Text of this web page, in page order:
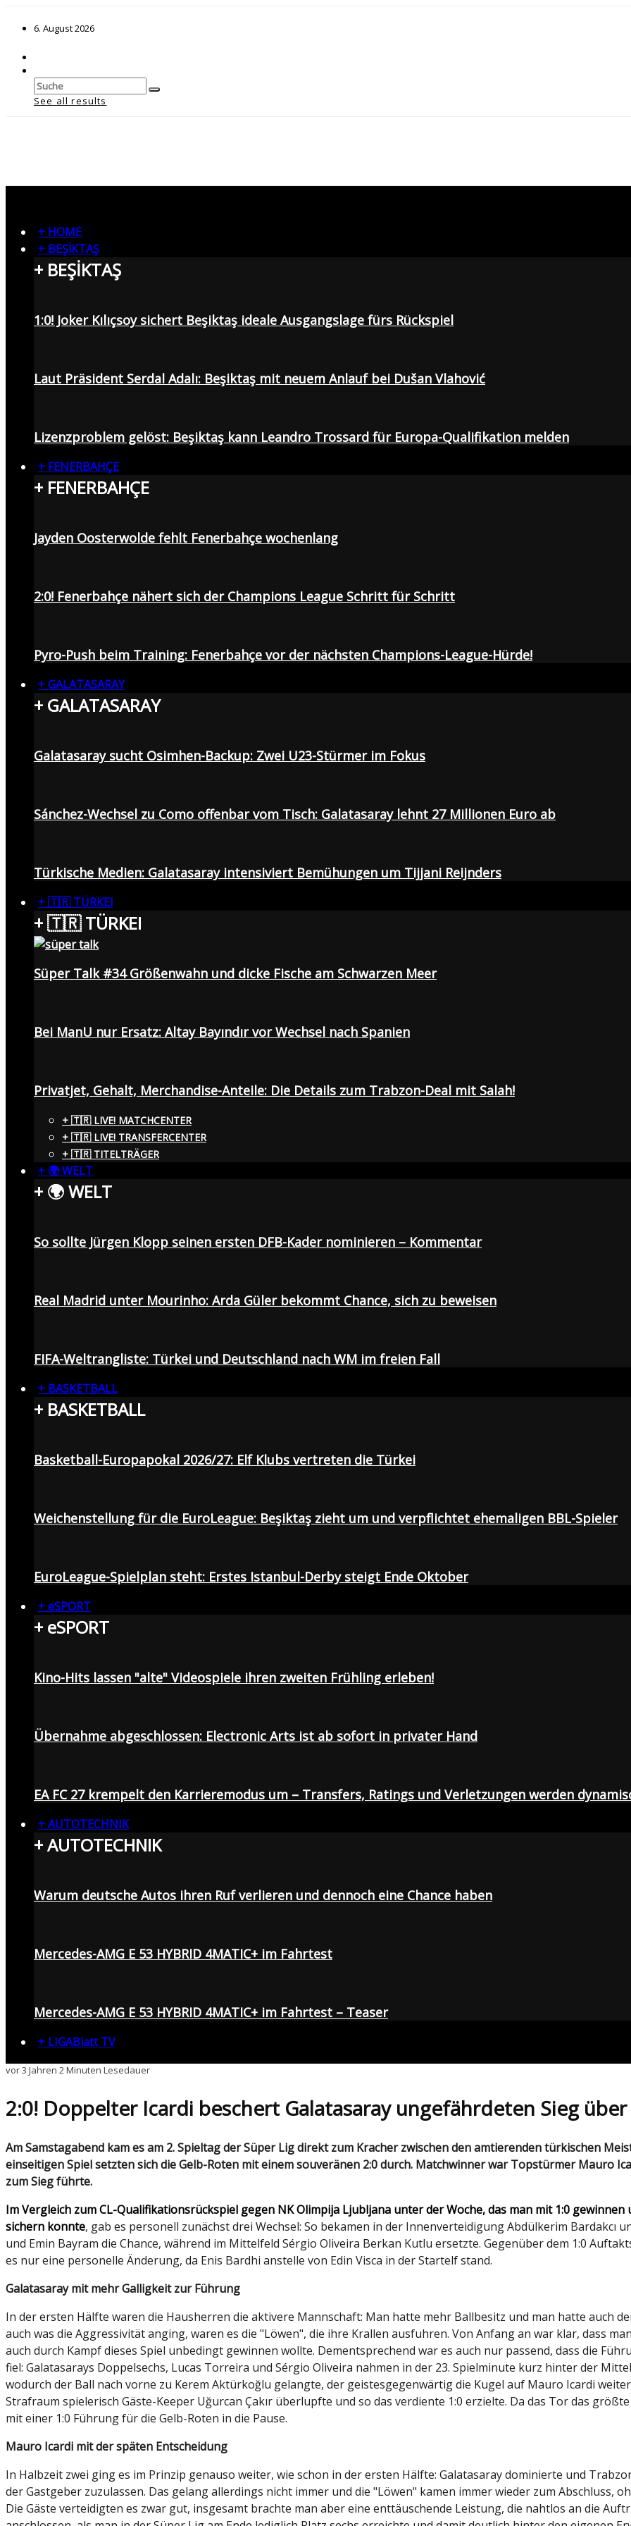
6. August 2026
See all results
+ HOME
+ BEŞİKTAŞ
+ BEŞİKTAŞ
1:0! Joker Kılıçsoy sichert Beşiktaş ideale Ausgangslage fürs Rückspiel
Laut Präsident Serdal Adalı: Beşiktaş mit neuem Anlauf bei Dušan Vlahović
Lizenzproblem gelöst: Beşiktaş kann Leandro Trossard für Europa-Qualifikation melden
+ FENERBAHÇE
+ FENERBAHÇE
Jayden Oosterwolde fehlt Fenerbahçe wochenlang
2:0! Fenerbahçe nähert sich der Champions League Schritt für Schritt
Pyro-Push beim Training: Fenerbahçe vor der nächsten Champions-League-Hürde!
+ GALATASARAY
+ GALATASARAY
Galatasaray sucht Osimhen-Backup: Zwei U23-Stürmer im Fokus
Sánchez-Wechsel zu Como offenbar vom Tisch: Galatasaray lehnt 27 Millionen Euro ab
Türkische Medien: Galatasaray intensiviert Bemühungen um Tijjani Reijnders
+ 🇹🇷 TÜRKEI
+ 🇹🇷 TÜRKEI
Süper Talk #34 Größenwahn und dicke Fische am Schwarzen Meer
Bei ManU nur Ersatz: Altay Bayındır vor Wechsel nach Spanien
Privatjet, Gehalt, Merchandise-Anteile: Die Details zum Trabzon-Deal mit Salah!
+ 🇹🇷 LIVE! MATCHCENTER
+ 🇹🇷 LIVE! TRANSFERCENTER
+ 🇹🇷 TITELTRÄGER
+ 🌍 WELT
+ 🌍 WELT
So sollte Jürgen Klopp seinen ersten DFB-Kader nominieren – Kommentar
Real Madrid unter Mourinho: Arda Güler bekommt Chance, sich zu beweisen
FIFA-Weltrangliste: Türkei und Deutschland nach WM im freien Fall
+ BASKETBALL
+ BASKETBALL
Basketball-Europapokal 2026/27: Elf Klubs vertreten die Türkei
Weichenstellung für die EuroLeague: Beşiktaş zieht um und verpflichtet ehemaligen BBL-Spieler
EuroLeague-Spielplan steht: Erstes Istanbul-Derby steigt Ende Oktober
+ eSPORT
+ eSPORT
Kino-Hits lassen "alte" Videospiele ihren zweiten Frühling erleben!
Übernahme abgeschlossen: Electronic Arts ist ab sofort in privater Hand
EA FC 27 krempelt den Karrieremodus um – Transfers, Ratings und Verletzungen werden
+ AUTOTECHNIK
+ AUTOTECHNIK
Warum deutsche Autos ihren Ruf verlieren und dennoch eine Chance haben
Mercedes-AMG E 53 HYBRID 4MATIC+ im Fahrtest
Mercedes-AMG E 53 HYBRID 4MATIC+ im Fahrtest – Teaser
+ LIGABlatt TV
vor 3 Jahren 2 Minuten Lesedauer
2:0! Doppelter Icardi beschert Galatasaray ungefährdeten Sieg
Am Samstagabend kam es am 2. Spieltag der Süper Lig direkt zum Kracher zwischen den amtierenden türkischen Meister Galatasaray und Trabzonspor. In einem
einseitigen Spiel setzten sich die Gelb-Roten mit einem souveränen 2:0 durch. Matchwinner war Topstürmer Mauro
zum Sieg führte.
Im Vergleich zum CL-Qualifikationsrückspiel gegen NK Olimpija Ljubljana unter der Woche, das man mit 1:0
sichern konnte, gab es personell zunächst drei Wechsel: So bekamen in der Innenverteidigung Abdülkerim Bardakcı
und Emin Bayram die Chance, während im Mittelfeld Sérgio Oliveira Berkan Kutlu ersetzte. Gegenüber dem 1:0
es nur eine personelle Änderung, da Enis Bardhi anstelle von Edin Visca in der Startelf stand.
Galatasaray mit mehr Galligkeit zur Führung
In der ersten Hälfte waren die Hausherren die aktivere Mannschaft: Man hatte mehr Ballbesitz und man hatte auch
auch was die Aggressivität anging, waren es die "Löwen", die ihre Krallen ausfuhren. Von Anfang an war klar, dass
auch durch Kampf dieses Spiel unbedingt gewinnen wollte. Dementsprechend war es auch nur passend, dass die
fiel: Galatasarays Doppelsechs, Lucas Torreira und Sérgio Oliveira nahmen in der 23. Spielminute kurz hinter der
wodurch der Ball nach vorne zu Kerem Aktürkoğlu gelangte, der geistesgegenwärtig die Kugel auf Mauro Icardi
Strafraum spielerisch Gäste-Keeper Uğurcan Çakır überlupfte und so das verdiente 1:0 erzielte. Da das Tor das
mit einer 1:0 Führung für die Gelb-Roten in die Pause.
Mauro Icardi mit der späten Entscheidung
In Halbzeit zwei ging es im Prinzip genauso weiter, wie schon in der ersten Hälfte: Galatasaray dominierte und
der Gastgeber zuzulassen. Das gelang allerdings nicht immer und die "Löwen" kamen immer wieder zum Abschluss,
Die Gäste verteidigten es zwar gut, insgesamt brachte man aber eine enttäuschende Leistung, die nahtlos an die